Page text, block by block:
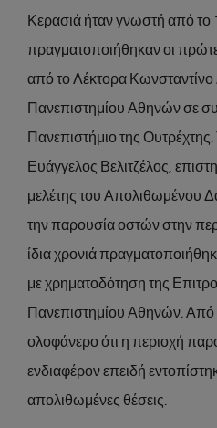
Κερασιά ήταν γνωστή από το
πραγματοποιήθηκαν οι
από το Λέκτορα
Πανεπιστημίου Αθηνών σε
Πανεπιστήμιο της
Ευάγγελος Βελιτζέλος,
μελέτης του Απολιθωμένου
την παρουσία οστών στην
ίδια χρονιά
με χρηματοδότηση της
Πανεπιστημίου Αθηνών. Από
ολοφάνερο ότι η περιοχή
ενδιαφέρον επειδή
απολιθωμένες θέσεις.